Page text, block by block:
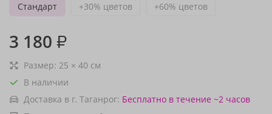
Стандарт
+30% цветов +60% цветов
3 180 ₽
Размер: 25 × 40 см
В наличии
Доставка в г. Таганрог: Бесплатно в течение ~2 часов